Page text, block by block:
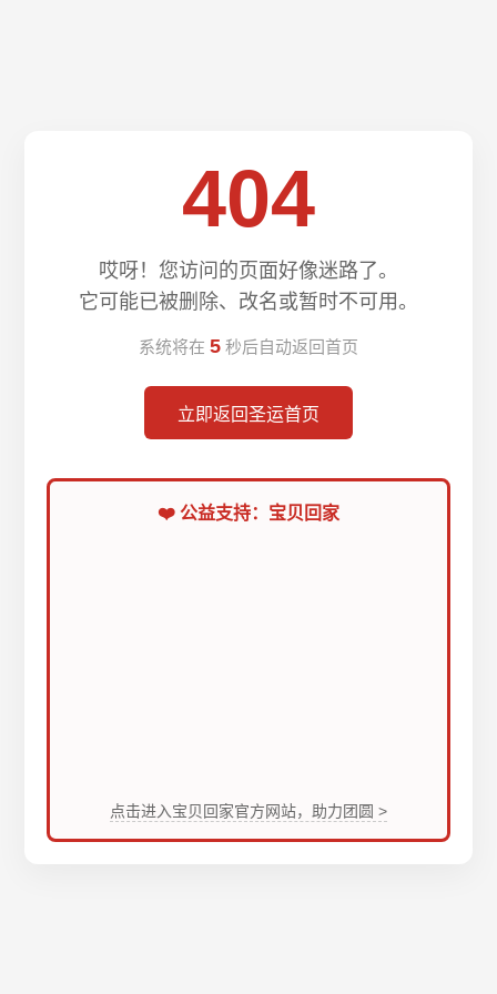
404
哎呀！您访问的页面好像迷路了。
它可能已被删除、改名或暂时不可用。
系统将在 5 秒后自动返回首页
立即返回圣运首页
❤️ 公益支持：宝贝回家
点击进入宝贝回家官方网站，助力团圆 >